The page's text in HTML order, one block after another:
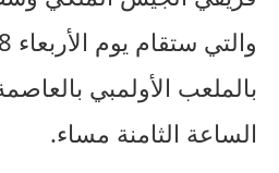
بالملعب الأولمبي
الساعة الثامنة مساء.